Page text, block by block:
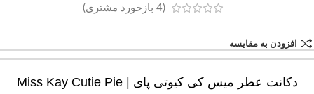
(
4 بازخورد مشتری)
افزودن به مقایسه
دکانت عطر میس کی کیوتی پای | Miss Kay Cutie Pie